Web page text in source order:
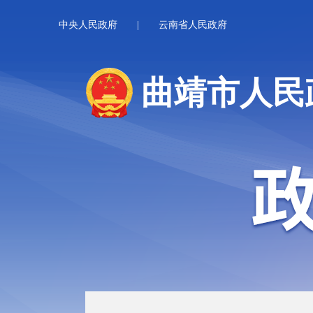
中央人民政府 云南省人民政府
曲靖市人